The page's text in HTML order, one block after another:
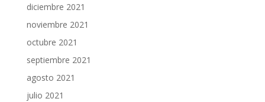
diciembre 2021
noviembre 2021
octubre 2021
septiembre 2021
agosto 2021
julio 2021